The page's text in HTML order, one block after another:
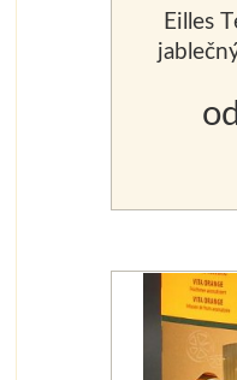
Eilles